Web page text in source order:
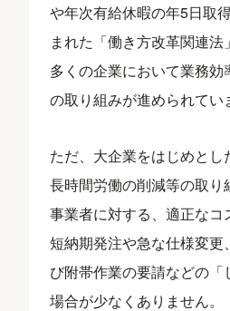
や年次有給休暇の年5日取
まれた「働き方改革関連法
多くの企業において業務
の取り組みが進められてい
ただ、大企業をはじめとし
長時間労働の削減等の取
事業者に対する、適正なコ
短納期発注や急な仕様変更
び附帯作業の要請などの「
場合が少なくありません。